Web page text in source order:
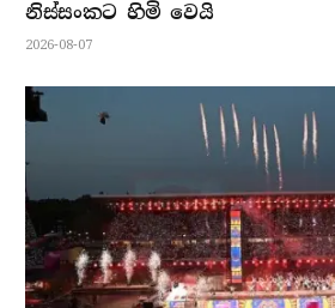
නිස්සංකට හිමි වෙයි
2026-08-07